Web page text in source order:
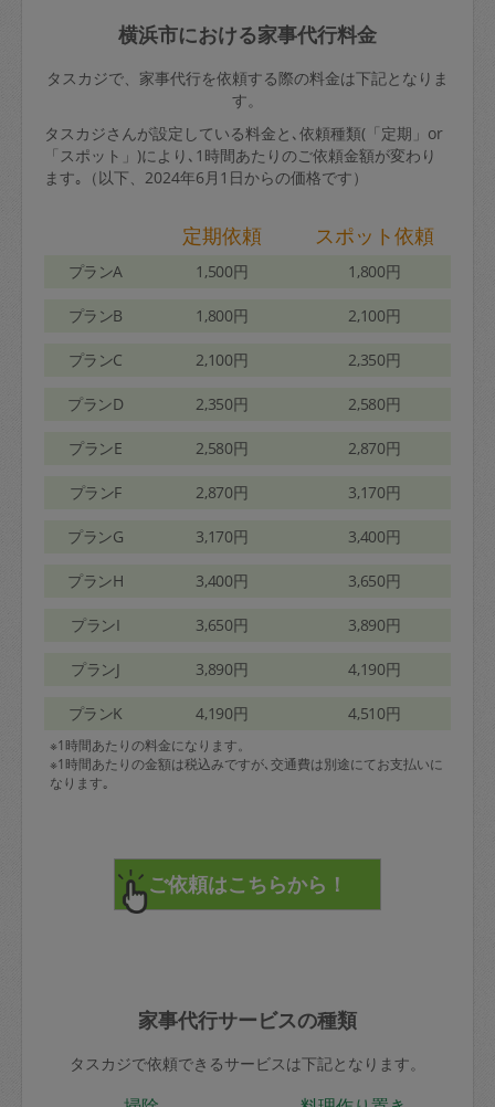
横浜市における家事代行料金
タスカジで、家事代行を依頼する際の料金は下記となりま
す。
タスカジさんが設定している料金と､依頼種類(「定期」or
「スポット」)により､1時間あたりのご依頼金額が変わり
ます｡（以下、2024年6月1日からの価格です）
定期依頼 スポット依頼
プランA 1,500円 1,800円
プランB 1,800円 2,100円
プランC 2,100円 2,350円
プランD 2,350円 2,580円
プランE 2,580円 2,870円
プランF 2,870円 3,170円
プランG 3,170円 3,400円
プランH 3,400円 3,650円
プランI 3,650円 3,890円
プランJ 3,890円 4,190円
プランK 4,190円 4,510円
※1時間あたりの料金になります。
※1時間あたりの金額は税込みですが､交通費は別途にてお支払いに
なります｡
家事代行サービスの種類
タスカジで依頼できるサービスは下記となります。